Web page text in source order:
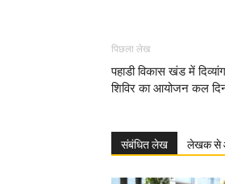
पिछला लेख
पहाडी विकास खंड में
शिविर का आयोजन कल
संबंधित लेख लेखक से